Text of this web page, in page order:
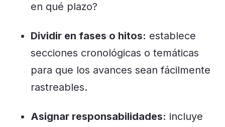
en qué plazo?
Dividir en fases o hitos: establece
secciones cronológicas o temáticas
para que los avances sean fácilmente
rastreables.
Asignar responsabilidades: incluye